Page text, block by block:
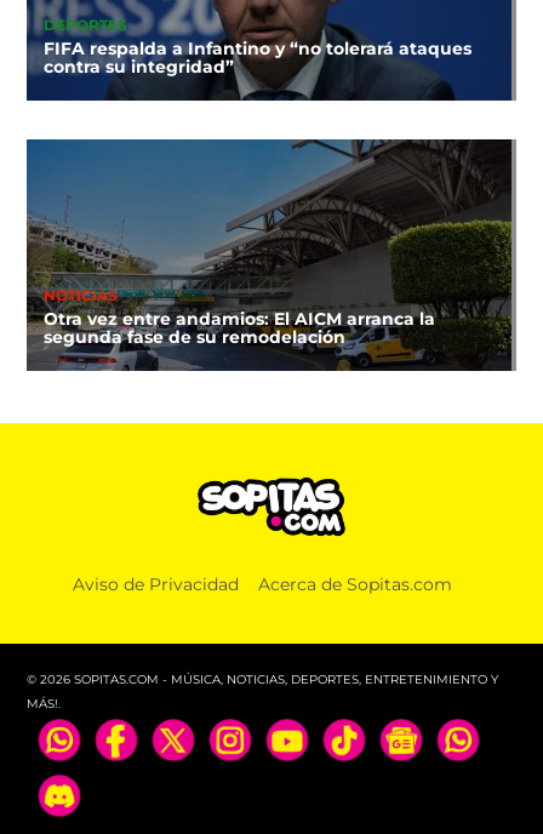
DEPORTES
FIFA respalda a Infantino y “no tolerará ataques
contra su integridad”
NOTICIAS
Otra vez entre andamios: El AICM arranca la
segunda fase de su remodelación
Sweet Children en Gilman Street: Los primeros
Aviso de Privacidad Acerca de Sopitas.com
© 2026 SOPITAS.COM - MÚSICA, NOTICIAS, DEPORTES, ENTRETENIMIENTO Y
MÁS!.